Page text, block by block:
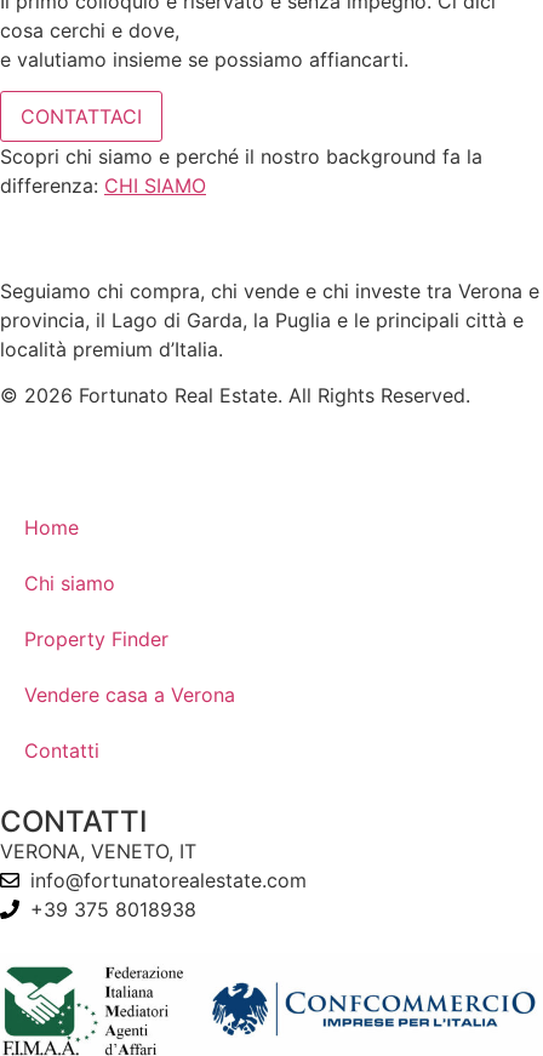
cosa cerchi e dove,
e valutiamo insieme se possiamo affiancarti.
CONTATTACI
Scopri chi siamo e perché il nostro background fa la
differenza: CHI SIAMO
Seguiamo chi compra, chi vende e chi investe tra Verona e
provincia, il Lago di Garda, la Puglia e le principali città e
località premium d’Italia.
© 2026 Fortunato Real Estate. All Rights Reserved.
Home
Chi siamo
Property Finder
Vendere casa a Verona
Contatti
CONTATTI
VERONA, VENETO, IT
info@fortunatorealestate.com
+39 375 8018938